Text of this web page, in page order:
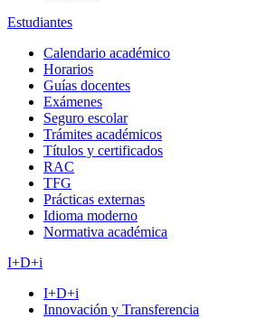
Estudiantes
Calendario académico
Horarios
Guías docentes
Exámenes
Seguro escolar
Trámites académicos
Títulos y certificados
RAC
TFG
Prácticas externas
Idioma moderno
Normativa académica
I+D+i
I+D+i
Innovación y Transferencia